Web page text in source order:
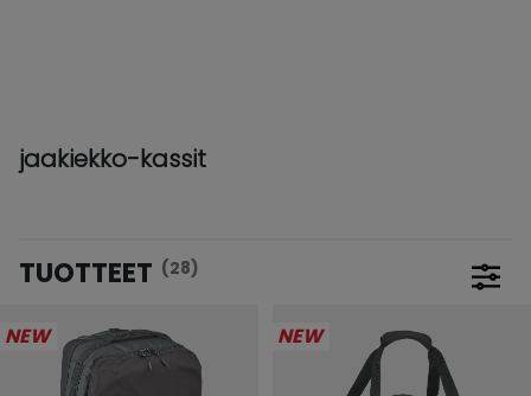
jaakiekko-kassit
TUOTTEET (28)
NEW
NEW